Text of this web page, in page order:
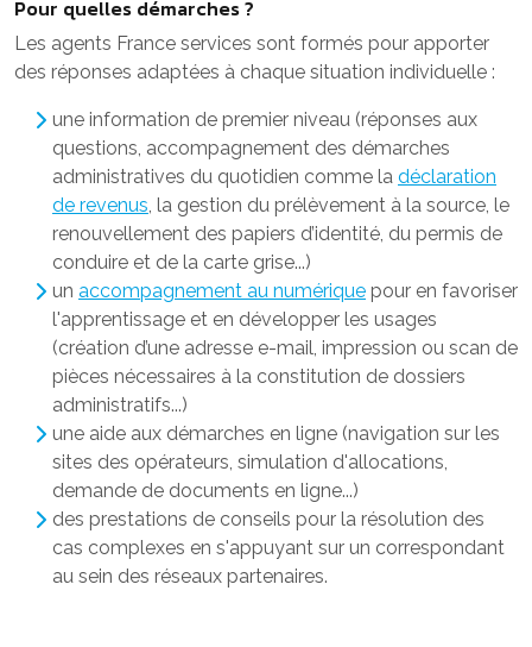
Pour quelles démarches ?
Les agents France services sont formés pour apporter
des réponses adaptées à chaque situation individuelle :
une information de premier niveau (réponses aux
questions, accompagnement des démarches
administratives du quotidien comme la déclaration
de revenus, la gestion du prélèvement à la source, le
renouvellement des papiers d’identité, du permis de
conduire et de la carte grise...)
un accompagnement au numérique pour en favoriser
l'apprentissage et en développer les usages
(création d’une adresse e-mail, impression ou scan de
pièces nécessaires à la constitution de dossiers
administratifs...)
une aide aux démarches en ligne (navigation sur les
sites des opérateurs, simulation d'allocations,
demande de documents en ligne...)
des prestations de conseils pour la résolution des
cas complexes en s'appuyant sur un correspondant
au sein des réseaux partenaires.